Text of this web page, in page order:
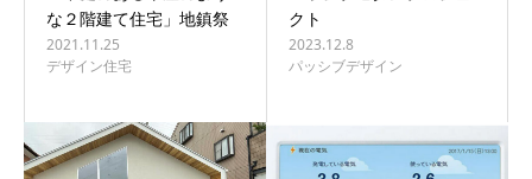
な２階建て住宅」地鎮祭
2021.11.25
デザイン住宅
クト
2023.12.8
パッシブデザイン